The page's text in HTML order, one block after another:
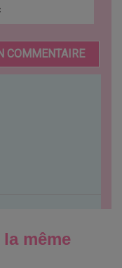
COMMENTAIRE
même